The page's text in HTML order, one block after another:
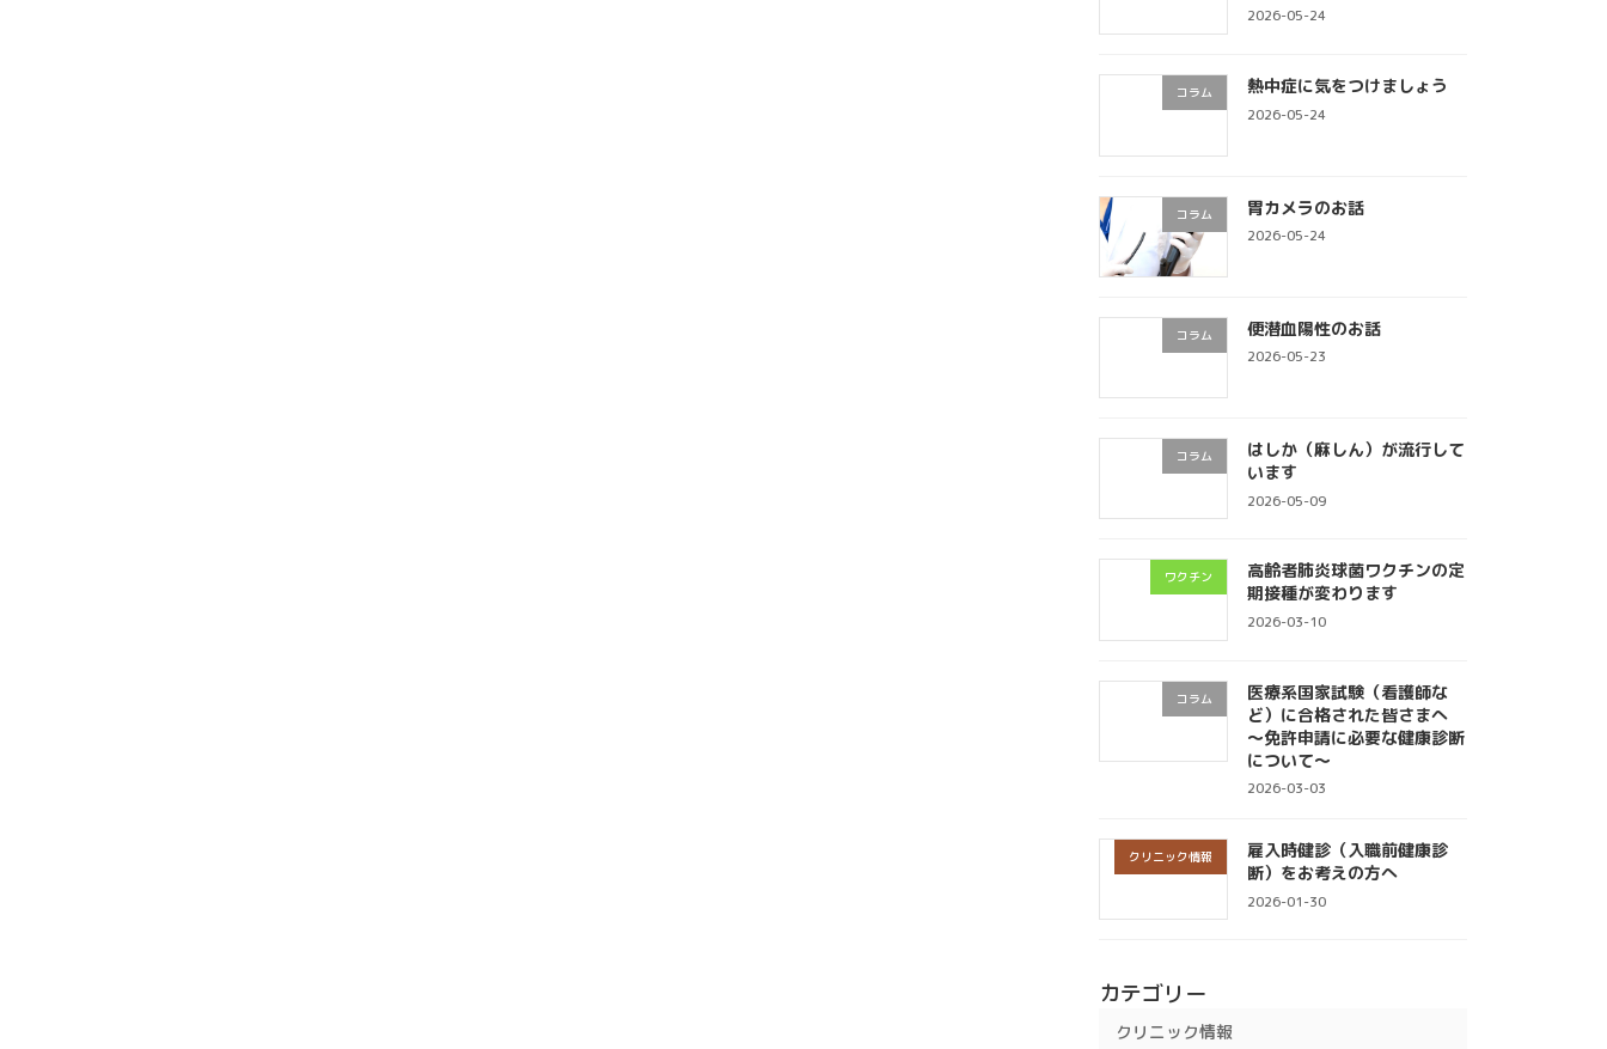
2026-05-24
コラム 熱中症に気をつけましょう
2026-05-24
コラム 胃カメラのお話
2026-05-24
コラム 便潜血陽性のお話
2026-05-23
コラム
はしか（麻しん）が流行して
います
2026-05-09
ワクチン
高齢者肺炎球菌ワクチンの定
期接種が変わります
2026-03-10
コラム
医療系国家試験（看護師な
ど）に合格された皆さまへ
〜免許申請に必要な健康診断
について〜
2026-03-03
クリニック情報
雇入時健診（入職前健康診
断）をお考えの方へ
2026-01-30
カテゴリー
クリニック情報